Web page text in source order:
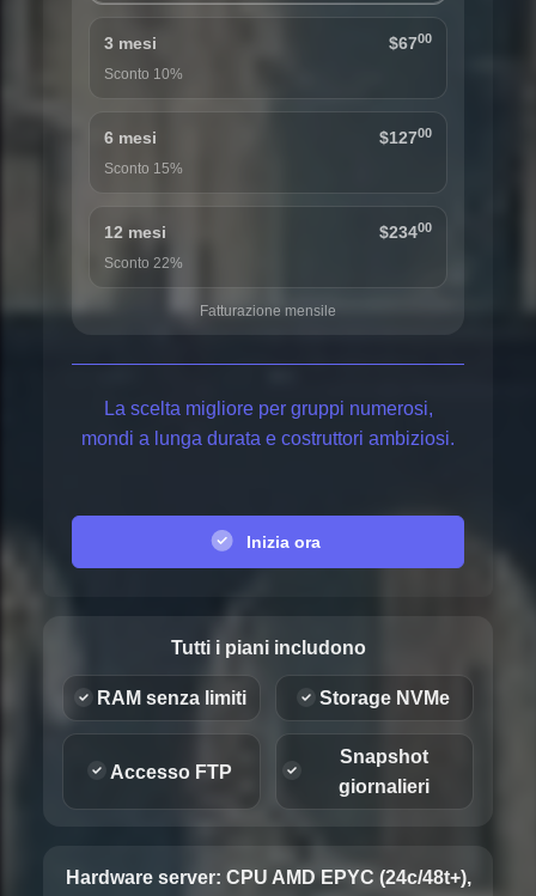
3 mesi $6700
Sconto 10%
6 mesi $12700
Sconto 15%
12 mesi $23400
Sconto 22%
Fatturazione mensile
La scelta migliore per gruppi numerosi,
mondi a lunga durata e costruttori ambiziosi.
Inizia ora
Tutti i piani includono
RAM senza limiti Storage NVMe
Accesso FTP
Snapshot
giornalieri
Hardware server: CPU AMD EPYC (24c/48t+),